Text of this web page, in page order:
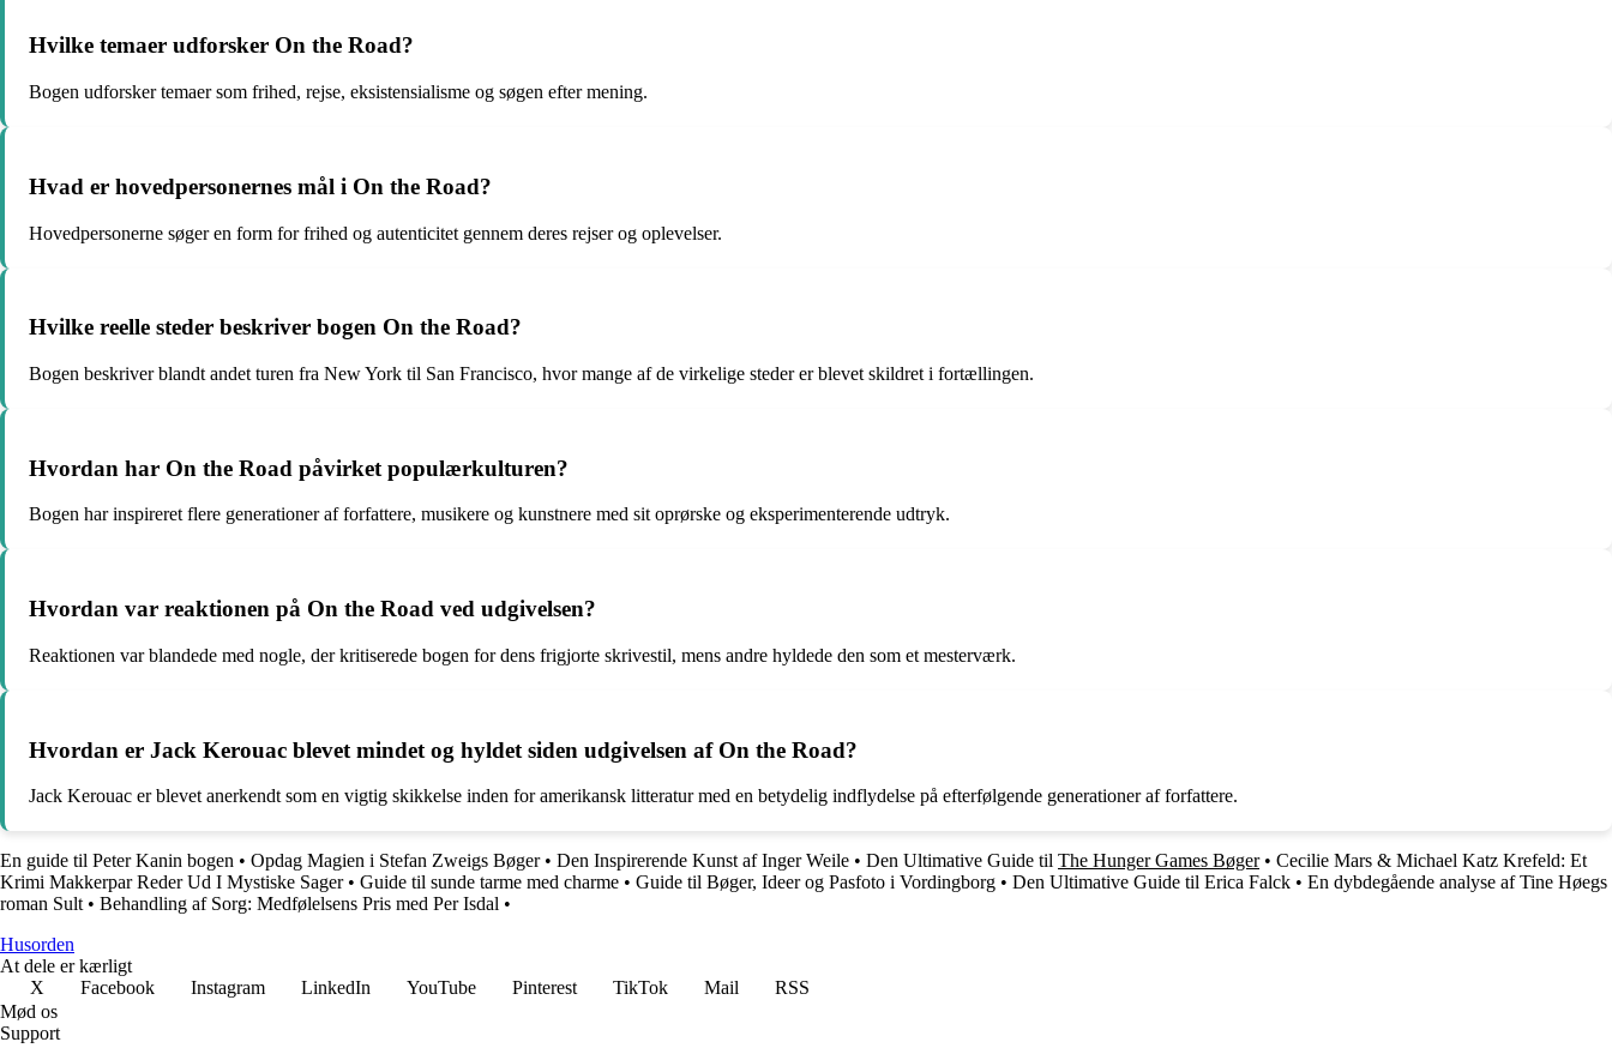
Hvilke temaer udforsker On the Road?
Bogen udforsker temaer som frihed, rejse, eksistensialisme og søgen efter mening.
Hvad er hovedpersonernes mål i On the Road?
Hovedpersonerne søger en form for frihed og autenticitet gennem deres rejser og oplevelser.
Hvilke reelle steder beskriver bogen On the Road?
Bogen beskriver blandt andet turen fra New York til San Francisco, hvor mange af de virkelige steder er blevet skildret i fortællingen.
Hvordan har On the Road påvirket populærkulturen?
Bogen har inspireret flere generationer af forfattere, musikere og kunstnere med sit oprørske og eksperimenterende udtryk.
Hvordan var reaktionen på On the Road ved udgivelsen?
Reaktionen var blandede med nogle, der kritiserede bogen for dens frigjorte skrivestil, mens andre hyldede den som et mesterværk.
Hvordan er Jack Kerouac blevet mindet og hyldet siden udgivelsen af On the Road?
Jack Kerouac er blevet anerkendt som en vigtig skikkelse inden for amerikansk litteratur med en betydelig indflydelse på efterfølgende generationer af forfattere.
En guide til Peter Kanin bogen • Opdag Magien i Stefan Zweigs Bøger• Den Inspirerende Kunst af Inger Weile • Den Ultimative Guide til The Hunger Games Bøger• Cecilie Mars & Michael Katz Krefeld: Et
Krimi Makkerpar Reder Ud I Mystiske Sager• Guide til sunde tarme med charme • Guide til Bøger, Ideer og Pasfoto i Vordingborg • Den Ultimative Guide til Erica Falck • En dybdegående analyse af Tine Høegs
roman Sult • Behandling af Sorg: Medfølelsens Pris med Per Isdal •
Husorden
At dele er kærligt
X
Facebook Instagram LinkedIn YouTube Pinterest TikTok Mail
RSS
Mød os
Support